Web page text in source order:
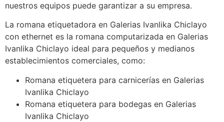
nuestros equipos puede garantizar a su empresa.
La romana etiquetadora en Galerias Ivanlika Chiclayo
con ethernet es la romana computarizada en Galerias
Ivanlika Chiclayo ideal para pequeños y medianos
establecimientos comerciales, como:
Romana etiquetera para carnicerías en Galerias
Ivanlika Chiclayo
Romana etiquetera para bodegas en Galerias
Ivanlika Chiclayo